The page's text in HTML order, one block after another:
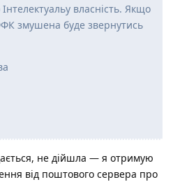
власність. Якщо
змушена буде звернутись
не дійшла — я отримую
від поштового сервера про